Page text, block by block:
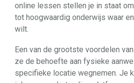
online lessen stellen je in staat
tot hoogwaardig onderwijs waar
wilt.
Een van de grootste voordelen
ze de behoefte aan fysieke
specifieke locatie wegnemen. Je